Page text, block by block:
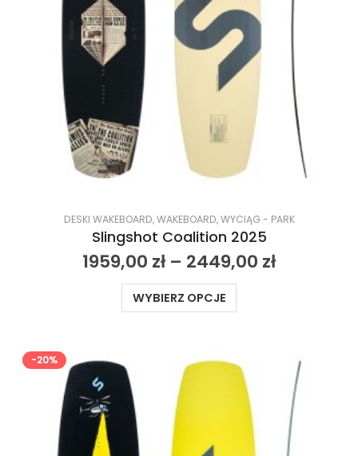
DESKI WAKEBOARD,WAKEBOARD,WYCIĄG - PARK
Slingshot Coalition 2025
1959,00 zł – 2449,00 zł
WYBIERZ OPCJE
-20%